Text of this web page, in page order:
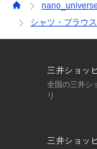
・イージー感のあ
◎
・同素材のパンツ
■サイズ感
・スタンダードな
Mサイズ: 168-
nano_universe
シャツ・ブラウス
三井ショッ
全国の三井シ
リ
三井ショッ